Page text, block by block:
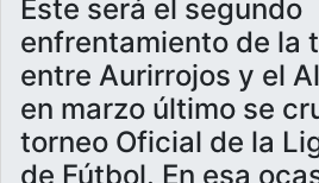
Este será el segundo
enfrentamiento de la
entre Aurirrojos y el
en marzo último se
torneo Oficial de la
de Fútbol. En esa